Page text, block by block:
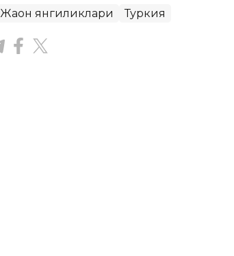
Жаҳон янгиликлари Туркия